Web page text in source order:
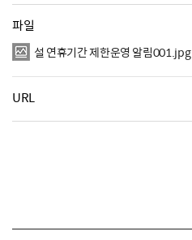
파일
설 연휴기간 제한운영 알림001.jpg
URL